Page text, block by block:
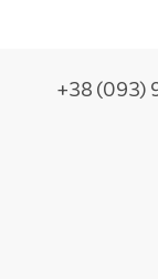
+38 (093)